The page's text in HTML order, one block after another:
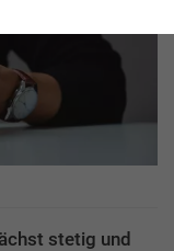
stetig und